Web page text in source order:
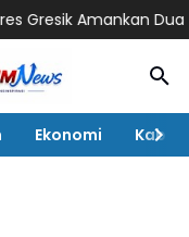
Amankan Dua
Ekonomi Kabar